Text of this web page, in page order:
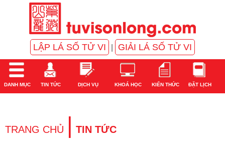
LẬP LÁ SỐ TỬ VI GIẢI LÁ SỐ TỬ VI
DANH MỤC TIN TỨC DỊCH VỤ KHOÁ HỌC KIẾN THỨC ĐẶT LỊCH
TRANG CHỦ | TIN TỨC